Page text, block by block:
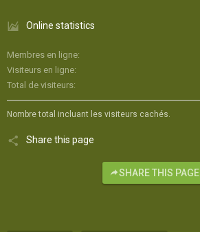
Online statistics
Membres en ligne
Visiteurs en ligne
Total de visiteurs
Nombre total incluant les visiteurs cachés.
Share this page
SHARE THIS PAGE